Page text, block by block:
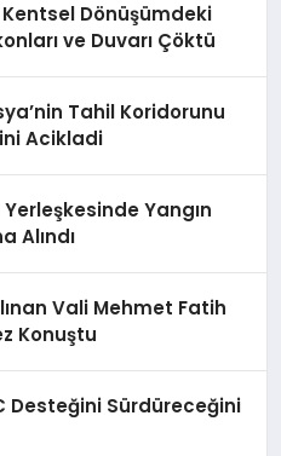
Dönüşümdeki
ve Duvarı Çöktü
Tahil Koridorunu
Acikladi
Yerleşkesinde Yangın
Alındı
Vali Mehmet Fatih
Konuştu
Desteğini Sürdüreceğini